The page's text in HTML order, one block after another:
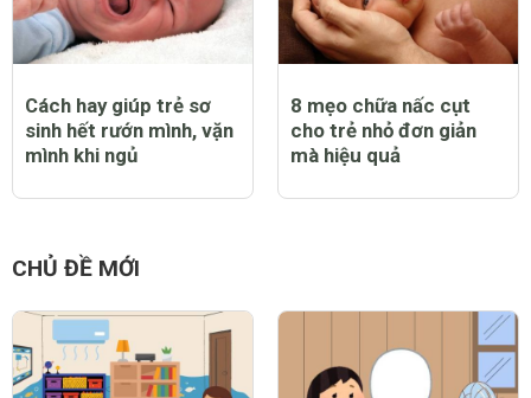
Cách hay giúp trẻ sơ
sinh hết rướn mình, vặn
mình khi ngủ
8 mẹo chữa nấc cụt
cho trẻ nhỏ đơn giản
mà hiệu quả
CHỦ ĐỀ MỚI